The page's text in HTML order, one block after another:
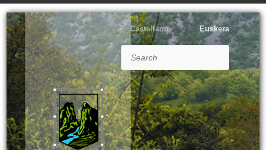
Castellano Euskera